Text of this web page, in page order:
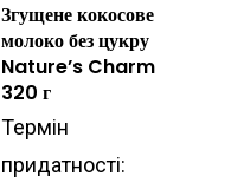
Згущене кокосове
молоко без цукру
Nature’s Charm
320 г
Термін
придатності: